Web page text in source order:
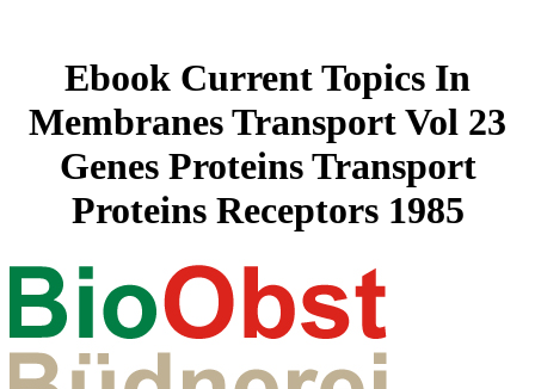
Ebook Current Topics In
Membranes Transport Vol 23
Genes Proteins Transport
Proteins Receptors 1985